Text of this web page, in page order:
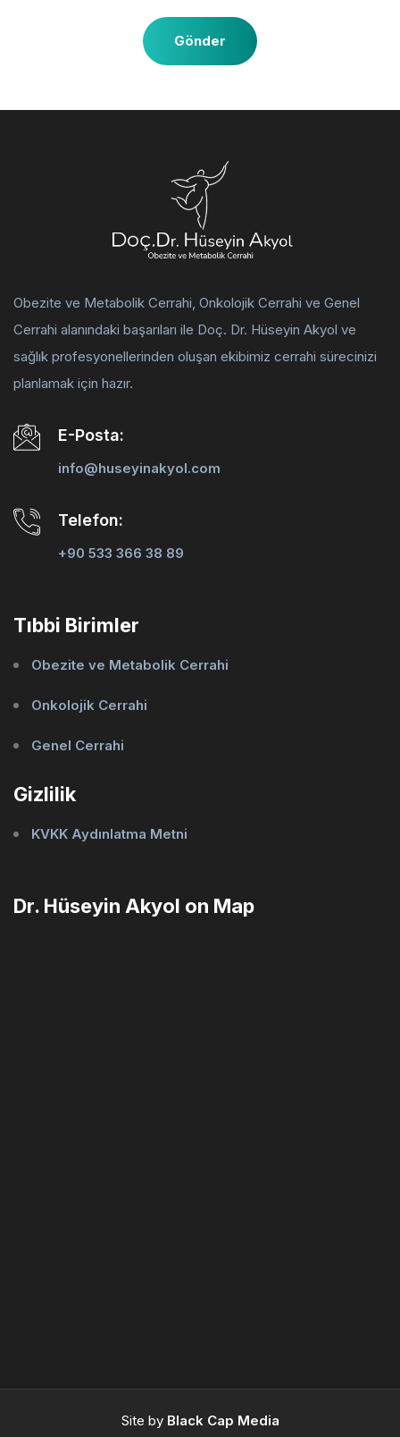
Gönder
Obezite ve Metabolik Cerrahi, Onkolojik Cerrahi ve Genel
Cerrahi alanındaki başarıları ile Doç. Dr. Hüseyin Akyol ve
sağlık profesyonellerinden oluşan ekibimiz cerrahi sürecinizi
planlamak için hazır.
E-Posta:
info@huseyinakyol.com
Telefon:
+90 533 366 38 89
Tıbbi Birimler
Obezite ve Metabolik Cerrahi
Onkolojik Cerrahi
Genel Cerrahi
Gizlilik
KVKK Aydınlatma Metni
Dr. Hüseyin Akyol on Map
Site by Black Cap Media